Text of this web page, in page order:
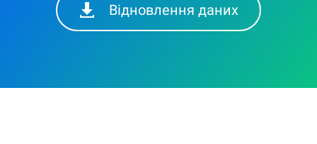
Відновлення даних